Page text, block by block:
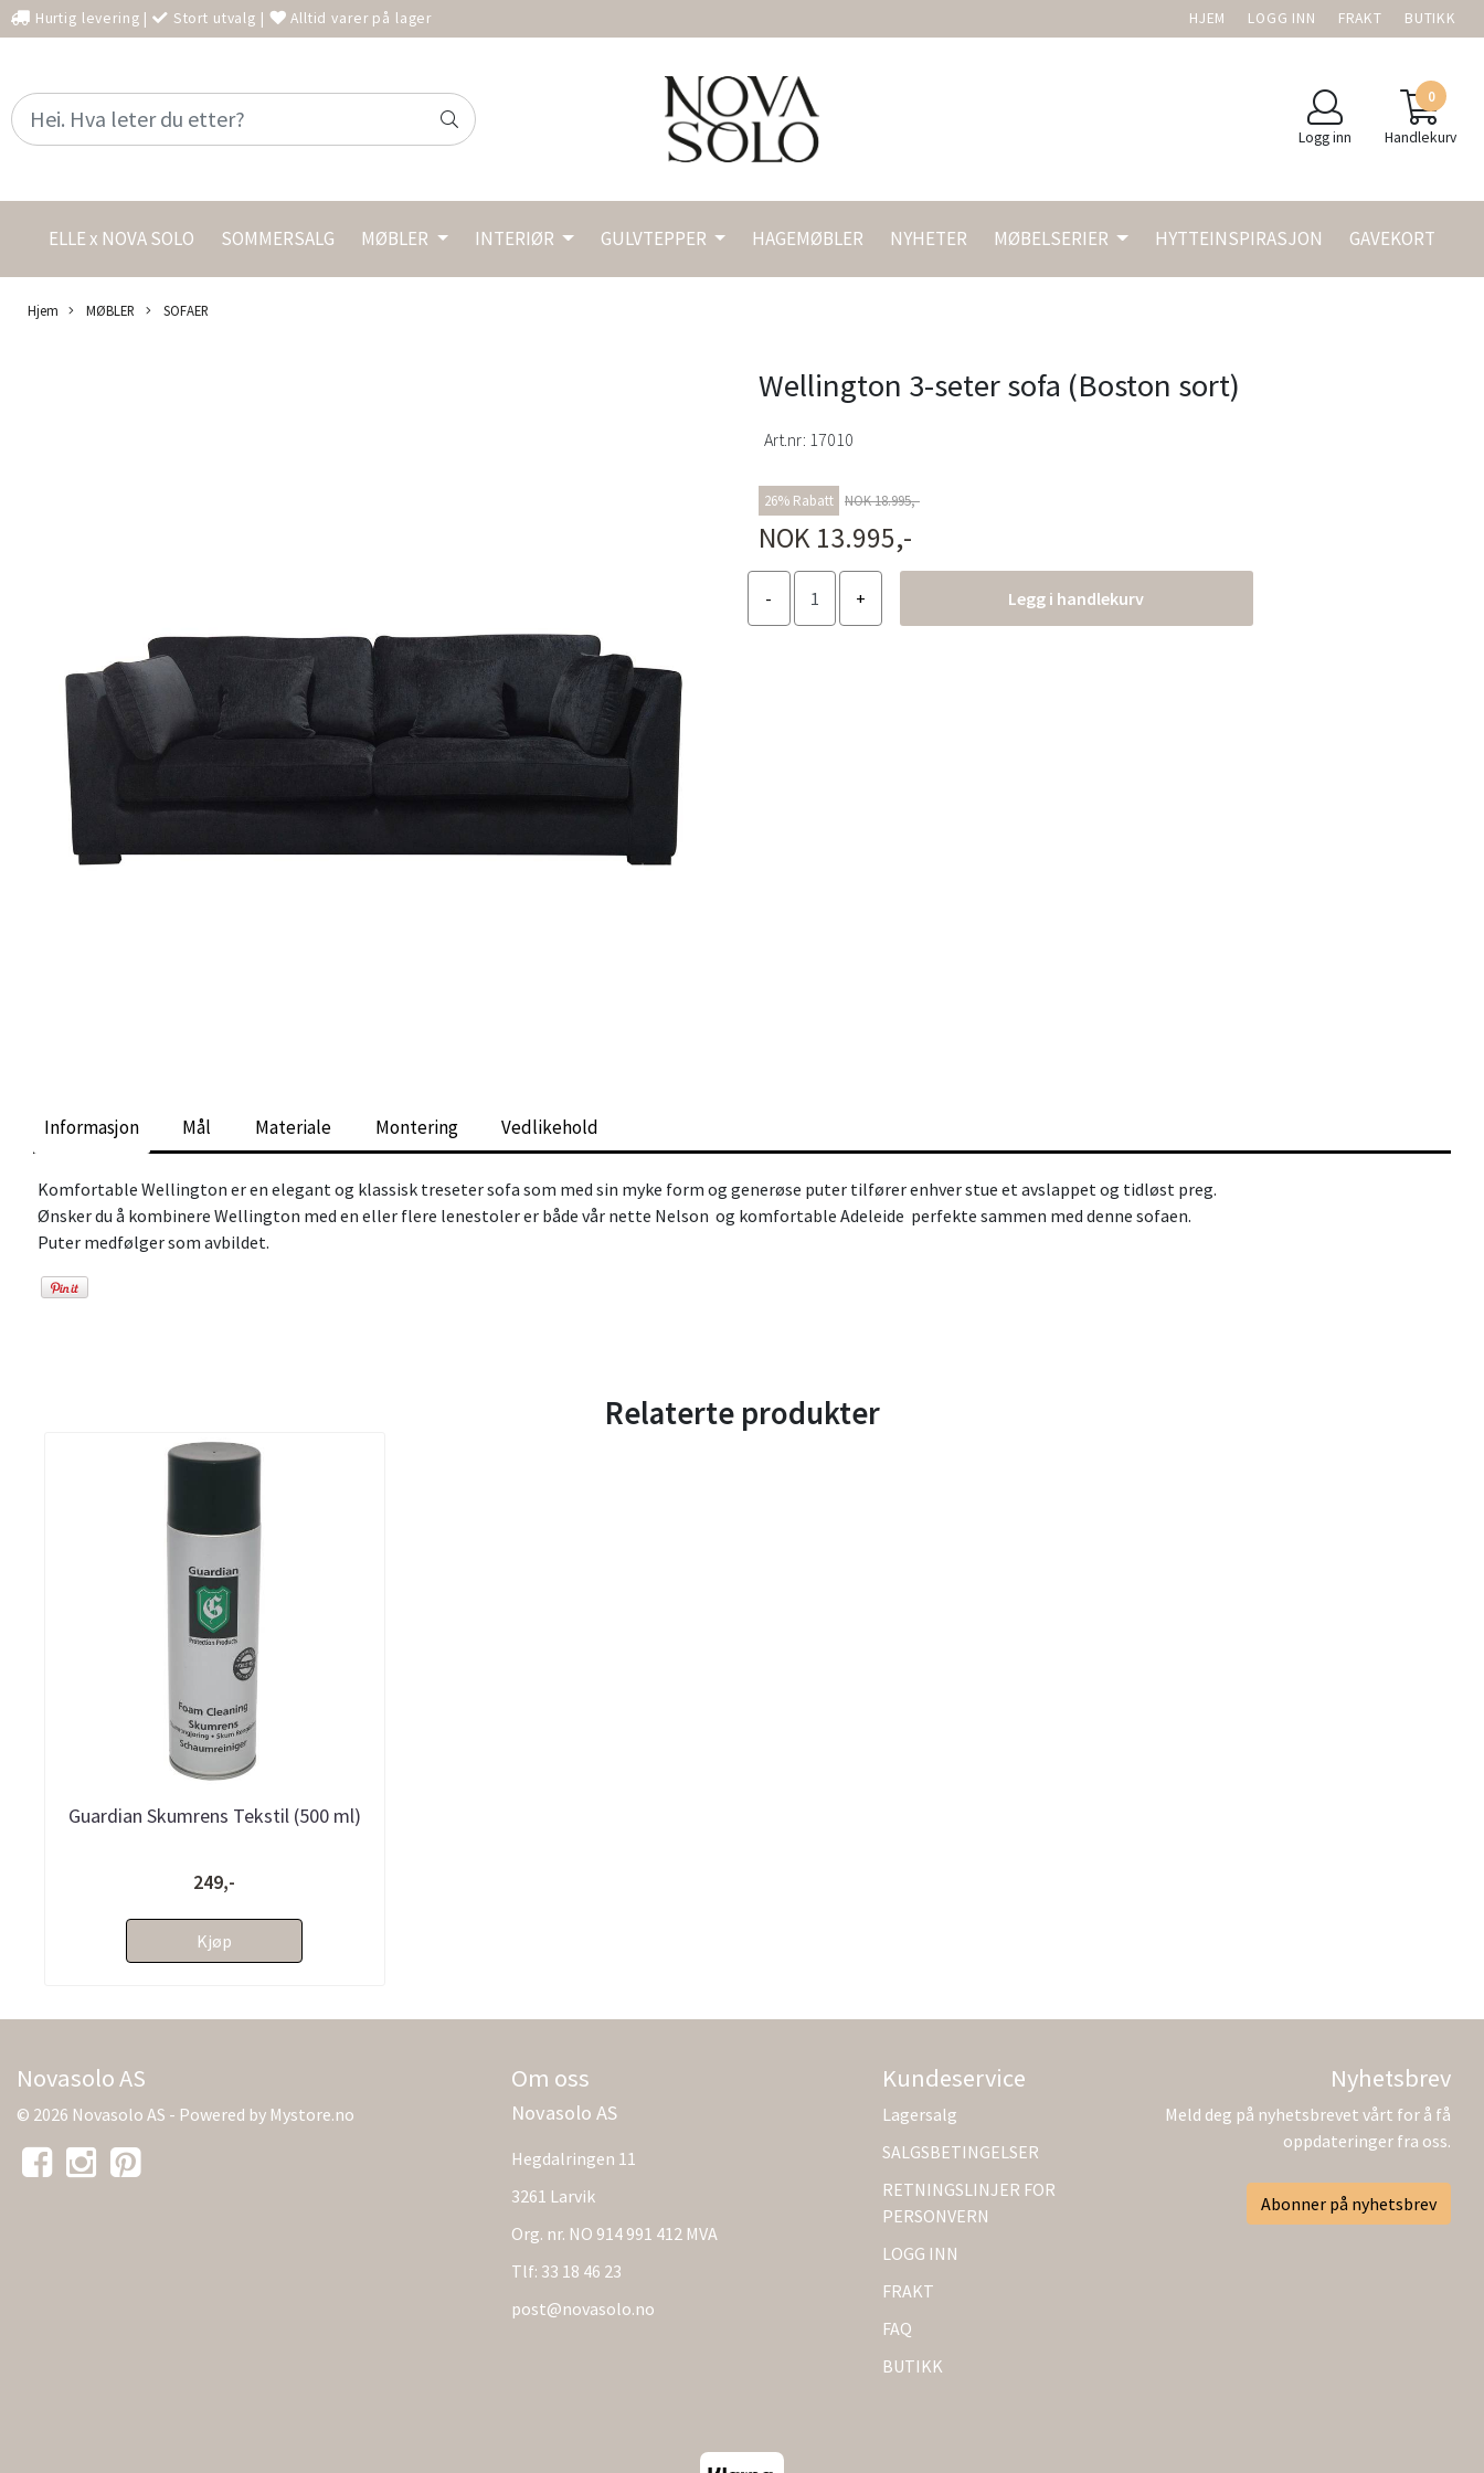
Hurtig levering | Stort utvalg | Alltid varer på lager HJEM LOGG INN FRAKT BUTIKK
Logg inn
0
Handlekurv
ELLE x NOVA SOLO SOMMERSALG MØBLER INTERIØR GULVTEPPER HAGEMØBLER NYHETER MØBELSERIER HYTTEINSPIRASJON GAVEKORT
Hjem MØBLER SOFAER
Wellington 3-seter sofa (Boston sort)
Art.nr: 17010
26% Rabatt NOK 18.995,-
NOK 13.995,-
Legg i handlekurv
Informasjon Mål Materiale Montering Vedlikehold
Komfortable Wellington er en elegant og klassisk treseter sofa som med sin myke form og generøse puter tilfører enhver stue et avslappet og tidløst preg.
Ønsker du å kombinere Wellington med en eller flere lenestoler er både vår nette Nelson og komfortable Adeleide perfekte sammen med denne sofaen.
Puter medfølger som avbildet.
Relaterte produkter
Guardian Skumrens Tekstil (500 ml)
249,-
Kjøp
Novasolo AS
© 2026 Novasolo AS - Powered by Mystore.no
Om oss
Novasolo AS
Hegdalringen 11
3261 Larvik
Org. nr. NO 914 991 412 MVA
Tlf: 33 18 46 23
post@novasolo.no
Kundeservice
Lagersalg
SALGSBETINGELSER
RETNINGSLINJER FOR
PERSONVERN
LOGG INN
FRAKT
FAQ
BUTIKK
Nyhetsbrev
Meld deg på nyhetsbrevet vårt for å få
oppdateringer fra oss.
Abonner på nyhetsbrev